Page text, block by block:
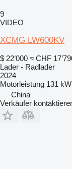
9
VIDEO
XCMG LW600KV
$ 22’000 ≈ CHF
Lader - Radlader
2024
Motorleistung 131
China
Verkäufer